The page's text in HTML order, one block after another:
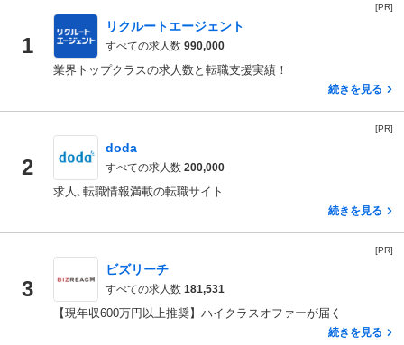
[PR]
1
リクルートエージェント
すべての求人数 990,000
業界トップクラスの求人数と転職支援実績！
続きを見る
[PR]
2
doda
すべての求人数 200,000
求人､転職情報満載の転職サイト
続きを見る
[PR]
3
ビズリーチ
すべての求人数 181,531
【現年収600万円以上推奨】ハイクラスオファーが届く
続きを見る